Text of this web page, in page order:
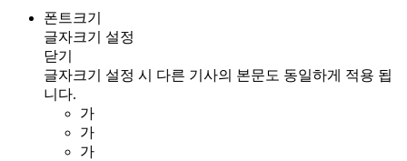
폰트크기
글자크기 설정
닫기
글자크기 설정 시 다른 기사의 본문도 동일하게 적용 됩
니다.
가
가
가